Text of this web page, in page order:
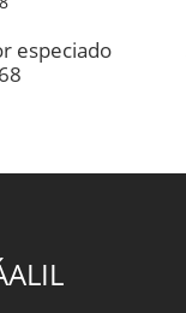
especiado